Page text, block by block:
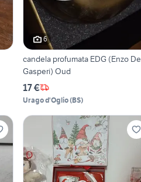
6
candela profumata EDG (Enzo De
Gasperi) Oud
17 €
Urago d'Oglio(BS)